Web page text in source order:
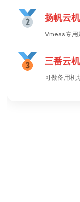
扬帆云
Vmess专用
三番云
可做备用机